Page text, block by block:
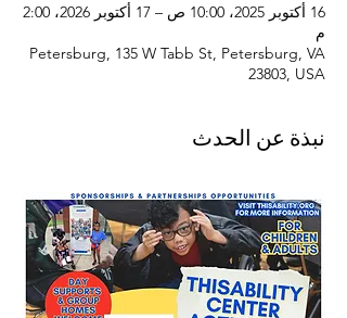
16 أكتوبر 2025، 10:00 ص – 17 أكتوبر 2026، 2:00
م
Petersburg, 135 W Tabb St, Petersburg, VA
23803, USA
نبذة عن الحدث